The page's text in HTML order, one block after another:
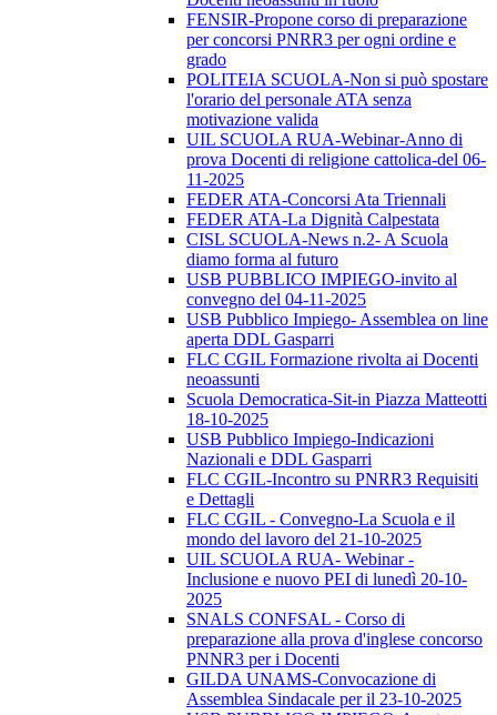
FENSIR-Propone corso di preparazione
per concorsi PNRR3 per ogni ordine e
grado
POLITEIA SCUOLA-Non si può spostare
l'orario del personale ATA senza
motivazione valida
UIL SCUOLA RUA-Webinar-Anno di
prova Docenti di religione cattolica-del 06-
11-2025
FEDER ATA-Concorsi Ata Triennali
FEDER ATA-La Dignità Calpestata
CISL SCUOLA-News n.2- A Scuola
diamo forma al futuro
USB PUBBLICO IMPIEGO-invito al
convegno del 04-11-2025
USB Pubblico Impiego- Assemblea on line
aperta DDL Gasparri
FLC CGIL Formazione rivolta ai Docenti
neoassunti
Scuola Democratica-Sit-in Piazza Matteotti
18-10-2025
USB Pubblico Impiego-Indicazioni
Nazionali e DDL Gasparri
FLC CGIL-Incontro su PNRR3 Requisiti
e Dettagli
FLC CGIL - Convegno-La Scuola e il
mondo del lavoro del 21-10-2025
UIL SCUOLA RUA- Webinar -
Inclusione e nuovo PEI di lunedì 20-10-
2025
SNALS CONFSAL - Corso di
preparazione alla prova d'inglese concorso
PNNR3 per i Docenti
GILDA UNAMS-Convocazione di
Assemblea Sindacale per il 23-10-2025